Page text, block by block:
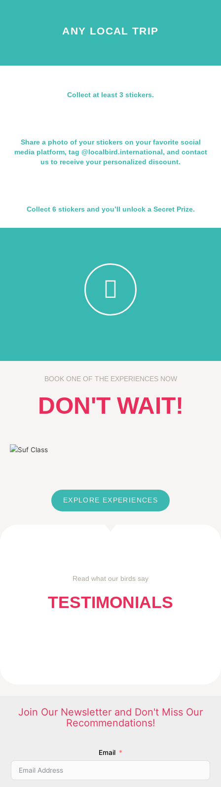
ANY LOCAL TRIP
Collect at least 3 stickers.
Share a photo of your stickers on your favorite social
media platform, tag @localbird.international, and contact
us to receive your personalized discount.
Collect 6 stickers and you’ll unlock a Secret Prize.
BOOK ONE OF THE EXPERIENCES NOW
DON'T WAIT!
EXPLORE EXPERIENCES
Read what our birds say
TESTIMONIALS
Join Our Newsletter and Don't Miss Our
Recommendations!
Email